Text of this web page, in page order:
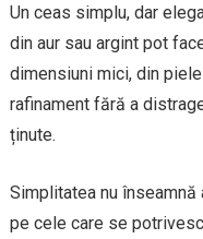
Un ceas simplu, dar
din aur sau argint pot
dimensiuni mici, din
rafinament fără a
ținute.
Simplitatea nu înseamnă
pe cele care se